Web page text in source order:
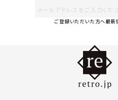
ご登録いただいた方へ最新